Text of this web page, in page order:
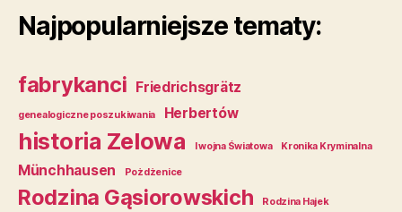
Najpopularniejsze tematy:
fabrykanci Friedrichsgrätz
genealogiczne poszukiwania Herbertów
historia Zelowa I wojna Światowa Kronika Kryminalna
Münchhausen Pożdżenice
Rodzina Gąsiorowskich Rodzina Hajek